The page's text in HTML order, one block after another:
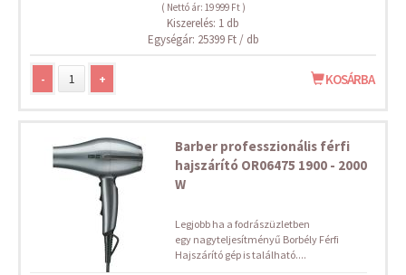
( Nettó ár: 19 999 Ft )
Kiszerelés: 1 db
Egységár: 25399 Ft / db
- + KOSÁRBA
Barber professzionális férfi
hajszárító OR06475 1900 - 2000
W
Legjobb ha a fodrászüzletben
egy nagyteljesítményű Borbély Férfi
Hajszárító gép is található....